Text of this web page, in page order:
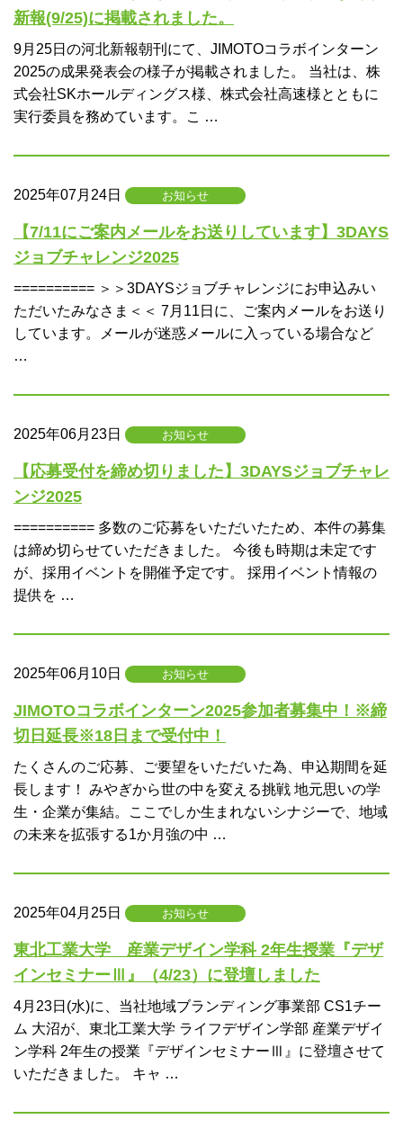
新報(9/25)に掲載されました。
9月25日の河北新報朝刊にて、JIMOTOコラボインターン
2025の成果発表会の様子が掲載されました。 当社は、株
式会社SKホールディングス様、株式会社高速様とともに
実行委員を務めています。こ …
2025年07月24日 お知らせ
【7/11にご案内メールをお送りしています】3DAYS
ジョブチャレンジ2025
========== ＞＞3DAYSジョブチャレンジにお申込みい
ただいたみなさま＜＜ 7月11日に、ご案内メールをお送り
しています。メールが迷惑メールに入っている場合など
…
2025年06月23日 お知らせ
【応募受付を締め切りました】3DAYSジョブチャレ
ンジ2025
========== 多数のご応募をいただいたため、本件の募集
は締め切らせていただきました。 今後も時期は未定です
が、採用イベントを開催予定です。 採用イベント情報の
提供を …
2025年06月10日 お知らせ
JIMOTOコラボインターン2025参加者募集中！※締
切日延長※18日まで受付中！
たくさんのご応募、ご要望をいただいた為、申込期間を延
長します！ みやぎから世の中を変える挑戦 地元思いの学
生・企業が集結。ここでしか生まれないシナジーで、地域
の未来を拡張する1か月強の中 …
2025年04月25日 お知らせ
東北工業大学 産業デザイン学科 2年生授業『デザ
インセミナーⅢ』（4/23）に登壇しました
4月23日(水)に、当社地域ブランディング事業部 CS1チー
ム 大沼が、東北工業大学 ライフデザイン学部 産業デザイ
ン学科 2年生の授業『デザインセミナーⅢ』に登壇させて
いただきました。 キャ …